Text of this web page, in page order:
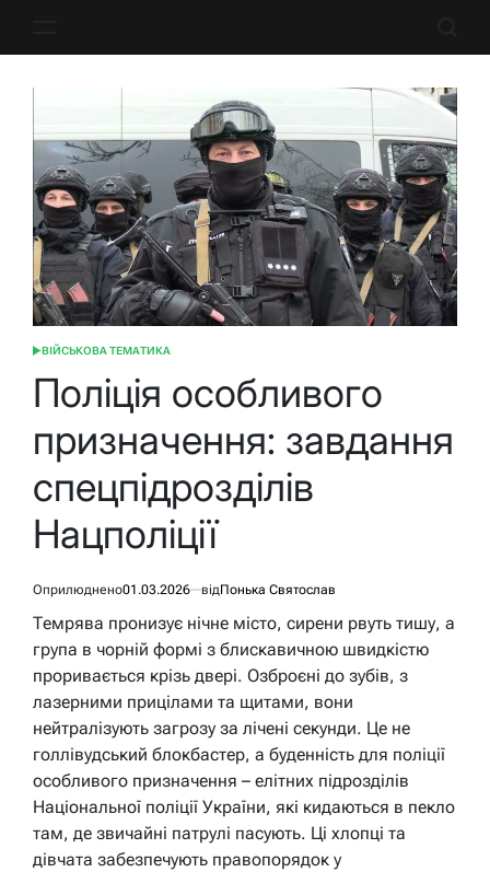
ОПУБЛІКУВАТИ
ВІЙСЬКОВА ТЕМАТИКА
Поліція особливого
призначення: завдання
спецпідрозділів
Нацполіції
Оприлюднено01.03.2026 відПонька Святослав
Темрява пронизує нічне місто, сирени рвуть тишу, а
група в чорній формі з блискавичною швидкістю
проривається крізь двері. Озброєні до зубів, з
лазерними прицілами та щитами, вони
нейтралізують загрозу за лічені секунди. Це не
голлівудський блокбастер, а буденність для поліції
особливого призначення – елітних підрозділів
Національної поліції України, які кидаються в пекло
там, де звичайні патрулі пасують. Ці хлопці та
дівчата забезпечують правопорядок у